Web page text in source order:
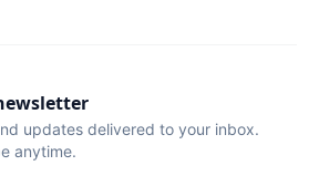
updates delivered to your inbox.
anytime.